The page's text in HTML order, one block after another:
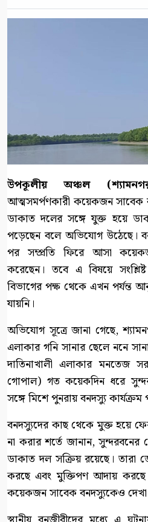
উপকূলীয় অঞ্চল
আত্মসমর্পণকারী কয়েকজন সাবেক
ডাকাত দলের সঙ্গে যুক্ত হয়ে
পড়েছেন বলে অভিযোগ উঠেছে।
পর সম্প্রতি ফিরে আসা
করেছেন। তবে এ বিষয়ে
বিভাগের পক্ষ থেকে এখন পর্যন্ত
যায়নি।
অভিযোগ সূত্রে জানা গেছে,
এলাকার গনি সানার ছেলে ননে
দাতিনাখালী এলাকার মনতেজ
গোপাল) গত কয়েকদিন ধরে
সঙ্গে মিশে পুনরায় বনদস্যু কার্যক্রম
বনদস্যুদের কাছ থেকে মুক্ত হয়ে
না করার শর্তে জানান,
ডাকাত দল সক্রিয় রয়েছে। তারা
করছে এবং মুক্তিপণ আদায়
কয়েকজন সাবেক বনদস্যুকেও দেখা